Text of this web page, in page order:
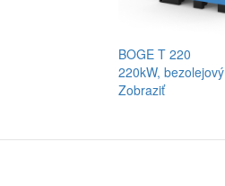
BOGE T 220
220kW, bezolejový
Zobraziť